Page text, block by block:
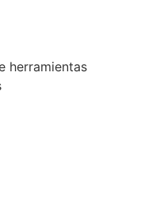
herramientas